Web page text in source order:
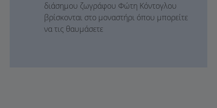
διάσημου ζωγράφου Φώτη Κόντογλου
βρίσκονται στο μοναστήρι όπου μπορείτε
να τις θαυμάσετε